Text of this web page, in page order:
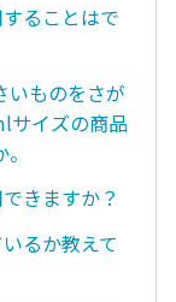
ることはで
いものをさが
サイズの商品
きますか？
るか教えて